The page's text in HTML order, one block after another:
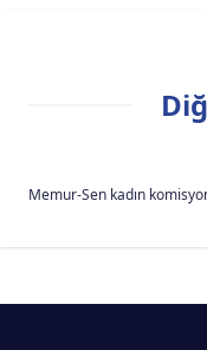
Memur-Sen kadın